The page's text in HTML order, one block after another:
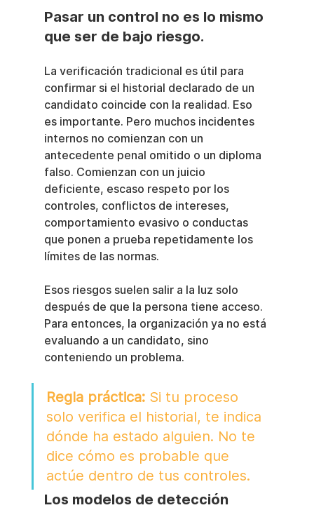
Pasar un control no es lo mismo
que ser de bajo riesgo.
La verificación tradicional es útil para
confirmar si el historial declarado de un
candidato coincide con la realidad. Eso
es importante. Pero muchos incidentes
internos no comienzan con un
antecedente penal omitido o un diploma
falso. Comienzan con un juicio
deficiente, escaso respeto por los
controles, conflictos de intereses,
comportamiento evasivo o conductas
que ponen a prueba repetidamente los
límites de las normas.
Esos riesgos suelen salir a la luz solo
después de que la persona tiene acceso.
Para entonces, la organización ya no está
evaluando a un candidato, sino
conteniendo un problema.
Regla práctica: Si tu proceso
solo verifica el historial, te indica
dónde ha estado alguien. No te
dice cómo es probable que
actúe dentro de tus controles.
Los modelos de detección